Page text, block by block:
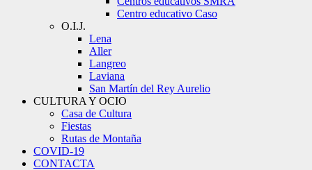
Centro educativo Caso
O.I.J.
Lena
Aller
Langreo
Laviana
San Martín del Rey Aurelio
CULTURA Y OCIO
Casa de Cultura
Fiestas
Rutas de Montaña
COVID-19
CONTACTA